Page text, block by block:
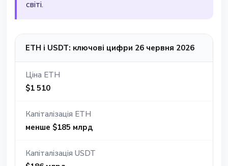
світі.
ETH i USDT: ключові цифри 26 червня 2026
Ціна ETH
$1 510
Капіталізація ETH
менше $185 млрд
Капіталізація USDT